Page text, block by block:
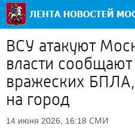
ВСУ атакуют
власти
вражеских
на город
14 июня 2026, 16:18 СМИ